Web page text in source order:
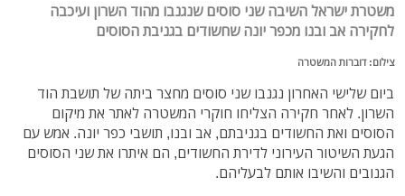
משטרת ישראל השיבה שני סוסים שנגנבו מהוד השרון ועיכבה
לחקירה אב ובנו מכפר יונה שחשודים בגניבת הסוסים
צילום: דוברות המשטרה
ביום שלישי האחרון נגנבו שני סוסים מחצר ביתה של תושבת הוד
השרון. לאחר חקירה הצליחו חוקרי המשטרה לאתר את מיקום
הסוסים ואת החשודים בגניבתם, אב ובנו, תושבי כפר יונה. אמש עם
הגעת השיטור העירוני לדירת החשודים, הם איתרו את שני הסוסים
הגנובים והשיבו אותם לבעליהם.